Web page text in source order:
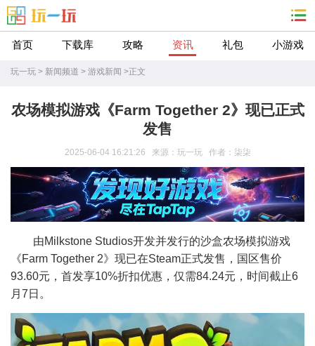
首页 下载库 攻略 资讯 礼包 小游戏
玩一玩 > 新闻频道 > 游戏新闻 >正文
农场模拟游戏《Farm Together 2》现已正式
发售
2025-06-04 16:21:26 来源：玩一玩 作者：柒柒
由Milkstone Studios开发并发行的沙盒农场模拟游戏
《Farm Together 2》现已在Steam正式发售，国区售价
93.60元，首发享10%折扣优惠，仅需84.24元，时间截止6
月7日。